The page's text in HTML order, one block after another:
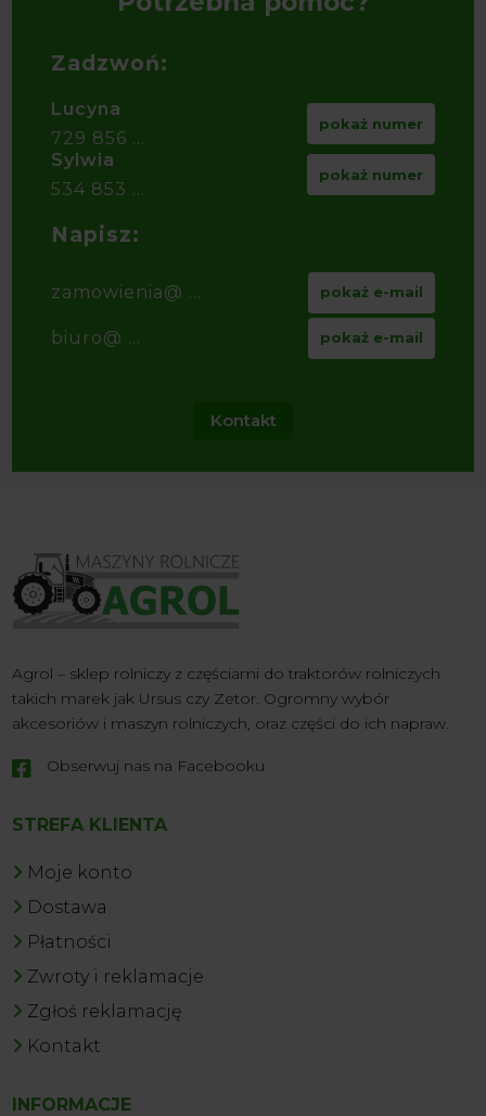
Zadzwoń:
Lucyna
729 856 ...
pokaż numer
Sylwia
534 853 ...
pokaż numer
Napisz:
zamowienia@ ... pokaż e-mail
biuro@ ... pokaż e-mail
Kontakt
Agrol – sklep rolniczy z częściami do traktorów rolniczych
takich marek jak Ursus czy Zetor. Ogromny wybór
akcesoriów i maszyn rolniczych, oraz części do ich napraw.
 Obserwuj nas na Facebooku
STREFA KLIENTA
Moje konto
Dostawa
Płatności
Zwroty i reklamacje
Zgłoś reklamację
Kontakt
INFORMACJE